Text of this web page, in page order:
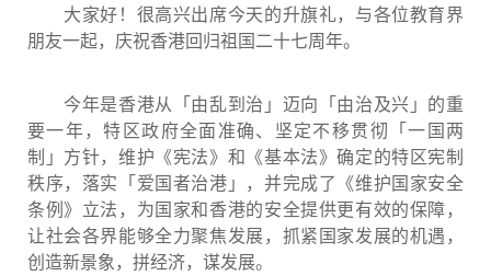
大家好！很高兴出席今天的升旗礼，与各位教育界
朋友一起，庆祝香港回归祖国二十七周年。
今年是香港从「由乱到治」迈向「由治及兴」的重
要一年，特区政府全面准确、坚定不移贯彻「一国两
制」方针，维护《宪法》和《基本法》确定的特区宪制
秩序，落实「爱国者治港」，并完成了《维护国家安全
条例》立法，为国家和香港的安全提供更有效的保障，
让社会各界能够全力聚焦发展，抓紧国家发展的机遇，
创造新景象，拼经济，谋发展。